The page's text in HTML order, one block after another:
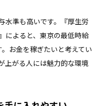
水準も高いです。『厚生労
によると、東京の最低時給
お金を稼ぎたいと考えてい
上がる人には魅力的な環境